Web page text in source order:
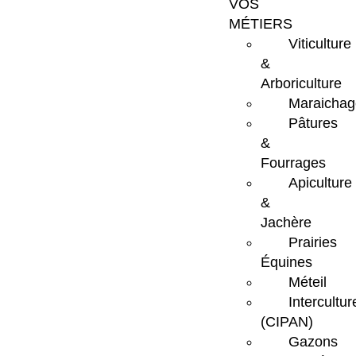
VOS
MÉTIERS
Viticulture
&
Arboriculture
Pâtures
&
Fourrages
Apiculture
&
Jachère
Prairies
Équines
Méteil
(CIPAN)
Gazons